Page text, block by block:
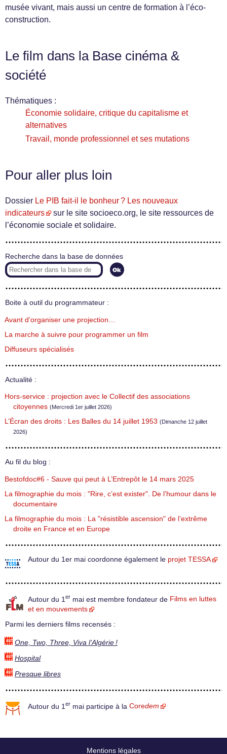
musée vivant, mais aussi un centre de formation à l’éco-
construction.
Le film dans la Base cinéma &
société
Thématiques :
Économie solidaire, critique du capitalisme et
alternatives
Travail, monde professionnel et ses mutations
Pour aller plus loin
Dossier Le PIB fait-il le bonheur ? Les nouveaux
indicateurs
sur le site socioeco.org, le site ressources de
l’économie sociale et solidaire.
Recherche dans la base de données
Boite à outil du programmateur :
Avant d’organiser une projection…
La marche à suivre pour programmer un film
Diffuseurs spécialisés
Actualité :
Hors-service : projection avec le Collectif des associations
citoyennes (Mercredi 1er juillet 2026)
L’Écran des droits : Les Balles du 14 juillet 1953 (Dimanche 12 juillet
2026)
Au fil du blog :
Bestofdoc#6 - Sauve qui peut à L’Entrepôt le 14 mars 2025
La filmographie du mois : "Rire, c’est exister". De l’humour dans le
documentaire
La filmographie du mois : La "résistible ascension" de l’extrême
droite en France et en Europe
Autour du 1er mai coordonne également le projet TESSA
Autour du 1 er mai est membre fondateur de Films en luttes
et en mouvements
Parmi les derniers films recensés :
One, Two, Three, Viva l’Algérie !
Hospital
Presque libres
Autour du 1 er mai participe à la Coredem
Mentions légales